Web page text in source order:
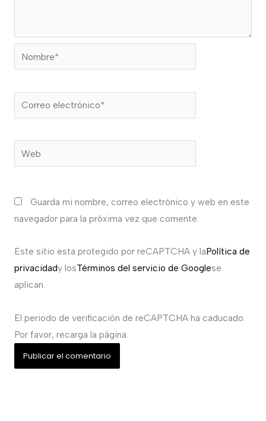
Nombre*
Correo
electrónico*
Web
Guarda mi nombre, correo electrónico y web en este
navegador para la próxima vez que comente.
Este sitio esta protegido por reCAPTCHA y laPolítica de
privacidady losTérminos del servicio de Googlese
aplican.
El periodo de verificación de reCAPTCHA ha caducado.
Por favor, recarga la página.